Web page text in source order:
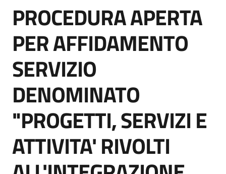
e
strumenti
acquisto
Supporto
Piattaforme
telematiche
Salta al contenuto
PROCEDURA APERTA
PER AFFIDAMENTO
SERVIZIO
DENOMINATO
"PROGETTI, SERVIZI E
ATTIVITA' RIVOLTI